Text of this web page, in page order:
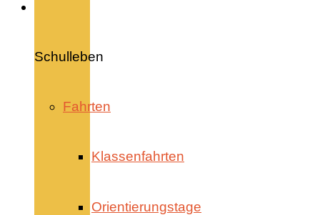
Schulleben
Fahrten
Klassenfahrten
Orientierungstage